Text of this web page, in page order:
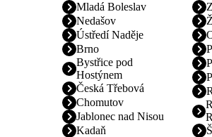
Mladá Boleslav
Nedašov
Ústředí Naděje
Brno
Bystřice pod
Hostýnem
Česká Třebová
Chomutov
Jablonec nad Nisou
Kadaň